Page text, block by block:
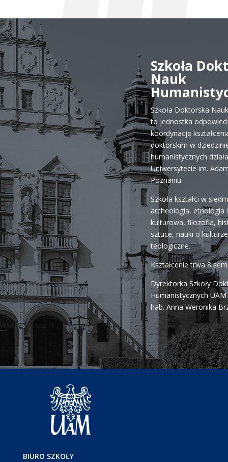
Szkoła
Nauk
Szkoła Doktorska
to jednostka
koordynację
doktorskim w
humanistycznych
Uniwersytecie im.
Poznaniu.
Szkoła kształci w
archeologia, etnologia
kulturowa, filozofia,
sztuce, nauki o
teologiczne.
Kształcenie trwa 8
Dyrektorka Szkoły
Humanistycznych
hab. Anna Weronika
BIURO SZKOŁY